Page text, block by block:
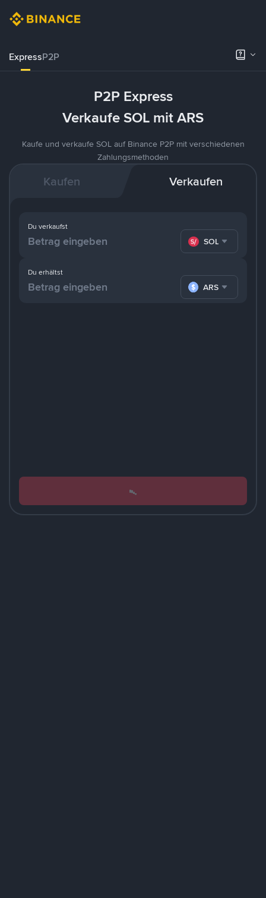
ExpressP2P
P2P Express
Verkaufe SOL mit ARS
Kaufe und verkaufe SOL auf Binance P2P mit verschiedenen
Zahlungsmethoden
Kaufen Verkaufen
Du erhältst
ARS
Du verkaufst
SOL